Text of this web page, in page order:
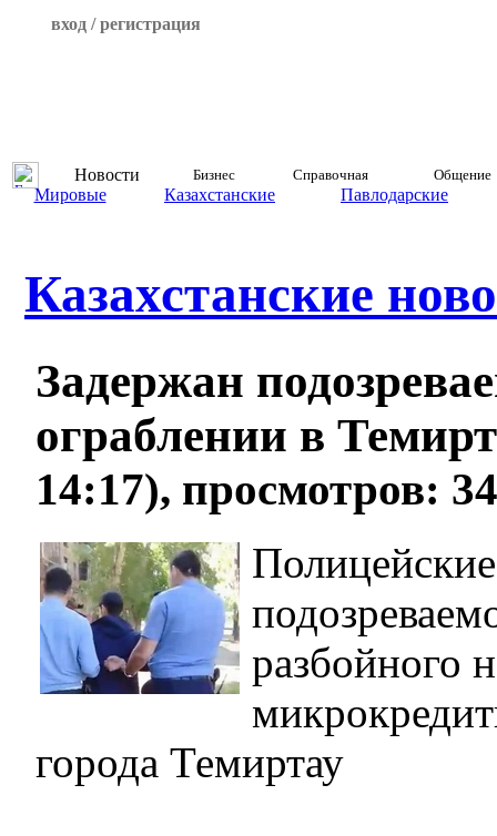
вход / регистрация
Новости Бизнес Справочная Общение
Мировые Казахстанские Павлодарские
Казахстанские
Задержан
ограблении в
14:17), просмотров:
разбойного
города Темиртау